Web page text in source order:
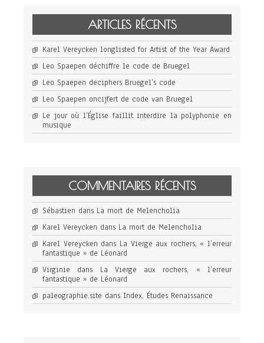
ARTICLES RÉCENTS
Karel Vereycken longlisted for Artist of the Year Award
Leo Spaepen déchiffre le code de Bruegel
Leo Spaepen deciphers Bruegel’s code
Leo Spaepen oncijfert de code van Bruegel
Le jour où l’Église faillit interdire la polyphonie en
musique
COMMENTAIRES RÉCENTS
Sébastien dans La mort de Melencholia
Karel Vereycken dans La mort de Melencholia
Karel Vereycken dans La Vierge aux rochers, « l’erreur
fantastique » de Léonard
Virginie dans La Vierge aux rochers, « l’erreur
fantastique » de Léonard
paleographie.site dans Index, Études Renaissance